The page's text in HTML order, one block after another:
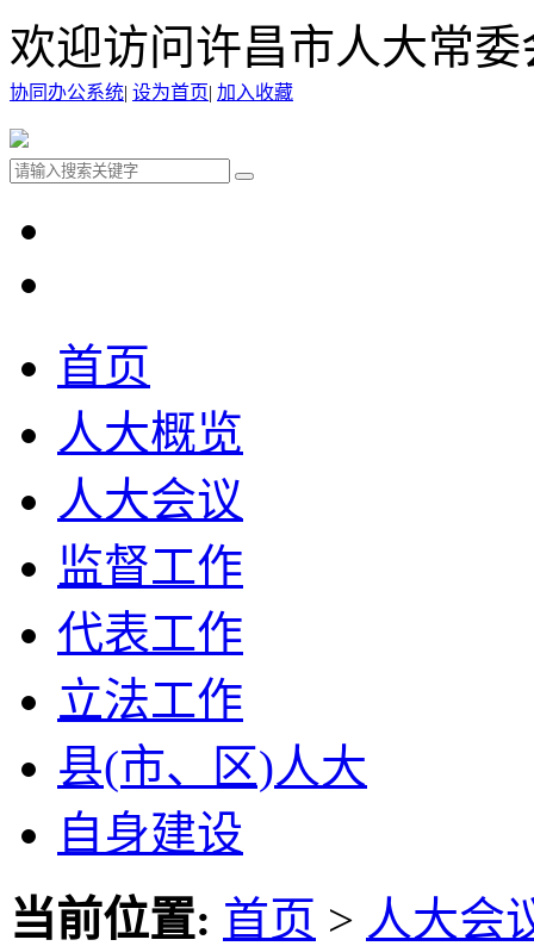
欢迎访问许昌市人大常
协同办公系统| 设为首页| 加入收藏
首页
人大概览
人大会议
监督工作
代表工作
立法工作
县(市、区)人大
自身建设
当前位置: 首页 > 人大会